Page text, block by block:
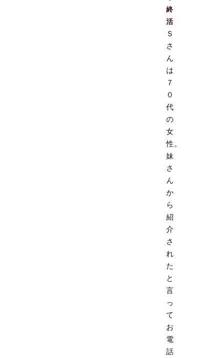
終
活
Ｓ
さ
ん
は
７
０
代
の
女
性。
妹
さ
ん
か
ら
紹
介
さ
れ
た
と
言
っ
て
お
電
話